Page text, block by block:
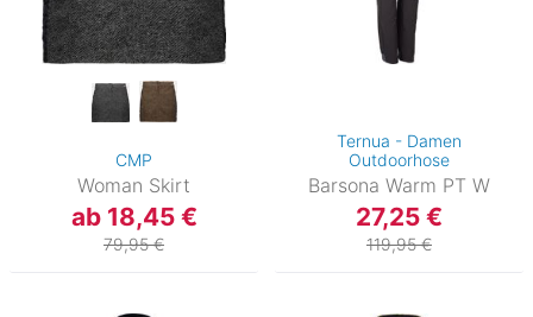
CMP
Woman Skirt
ab 18,45 €
79,95 €
Ternua - Damen
Outdoorhose
Barsona Warm PT W
27,25 €
119,95 €